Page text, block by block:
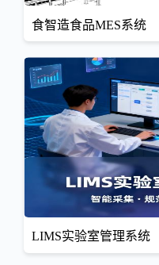
食智造食品MES系统
LIMS实验室管理系统